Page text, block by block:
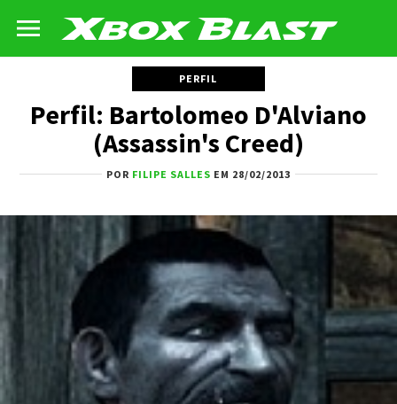
PERFIL
Perfil: Bartolomeo D'Alviano
(Assassin's Creed)
POR FILIPE SALLES EM 28/02/2013